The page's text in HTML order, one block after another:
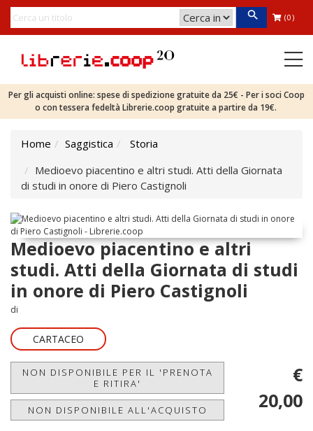
(0)
Per gli acquisti online: spese di spedizione gratuite da 25€ - Per i soci Coop
o con tessera fedeltà Librerie.coop gratuite a partire da 19€.
Home Saggistica
Storia
Medioevo piacentino e altri studi. Atti della Giornata
di studi in onore di Piero Castignoli
Medioevo piacentino e altri
studi. Atti della Giornata di studi
in onore di Piero Castignoli
di
CARTACEO
NON DISPONIBILE PER IL 'PRENOTA
E RITIRA'
NON DISPONIBILE ALL'ACQUISTO
€
20,00